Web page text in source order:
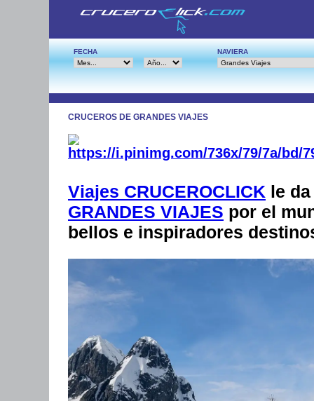
FECHA NAVIERA
CRUCEROS DE GRANDES VIAJES
Viajes CRUCEROCLICK le
GRANDES VIAJES por el
bellos e inspiradores